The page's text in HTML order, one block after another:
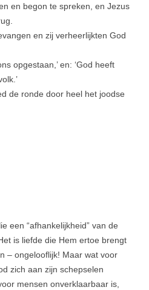
en begon te spreken, en Jezus
en zij verheerlijkten God
opgestaan,’ en: ‘God heeft
de ronde door heel het joodse
een “afhankelijkheid” van de
is liefde die Hem ertoe brengt
– ongelooflijk! Maar wat voor
zich aan zijn schepselen
mensen onverklaarbaar is,